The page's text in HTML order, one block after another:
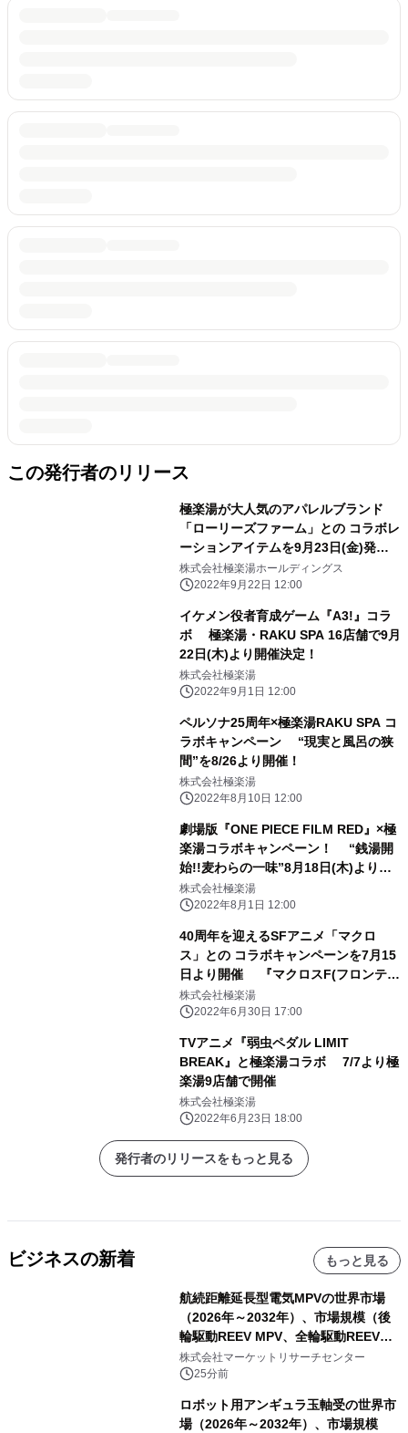
この発行者のリリース
極楽湯が大人気のアパレルブランド
「ローリーズファーム」との コラボレ
ーションアイテムを9月23日(金)発
売！
株式会社極楽湯ホールディングス
2022年9月22日 12:00
イケメン役者育成ゲーム『A3!』コラ
ボ 極楽湯・RAKU SPA 16店舗で9月
22日(木)より開催決定！
株式会社極楽湯
2022年9月1日 12:00
ペルソナ25周年×極楽湯RAKU SPA コ
ラボキャンペーン “現実と風呂の狭
間”を8/26より開催！
株式会社極楽湯
2022年8月10日 12:00
劇場版『ONE PIECE FILM RED』×極
楽湯コラボキャンペーン！ “銭湯開
始!!麦わらの一味”8月18日(木)より開
催！
株式会社極楽湯
2022年8月1日 12:00
40周年を迎えるSFアニメ「マクロ
ス」との コラボキャンペーンを7月15
日より開催 『マクロスF(フロンティ
ア)』からシェリルとランカの2人と、
『マクロスΔ(デルタ)』からワルキュ
株式会社極楽湯
2022年6月30日 17:00
TVアニメ『弱虫ペダル LIMIT
BREAK』と極楽湯コラボ 7/7より極
楽湯9店舗で開催
株式会社極楽湯
2022年6月23日 18:00
発行者のリリースをもっと見る
ビジネスの新着 もっと見る
航続距離延長型電気MPVの世界市場
（2026年～2032年）、市場規模（後
輪駆動REEV MPV、全輪駆動REEV
MPV）・分析レポートを発表
株式会社マーケットリサーチセンター
25分前
ロボット用アンギュラ玉軸受の世界市
場（2026年～2032年）、市場規模